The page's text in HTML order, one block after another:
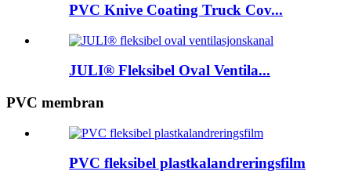
PVC Knive Coating Truck Cov...
JULI® Fleksibel Oval Ventila...
PVC membran
PVC fleksibel plastkalandreringsfilm